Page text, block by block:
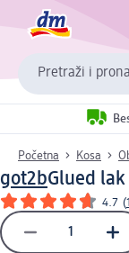
Pretraži i
Početna Kosa
got2bGlued
4.7 (